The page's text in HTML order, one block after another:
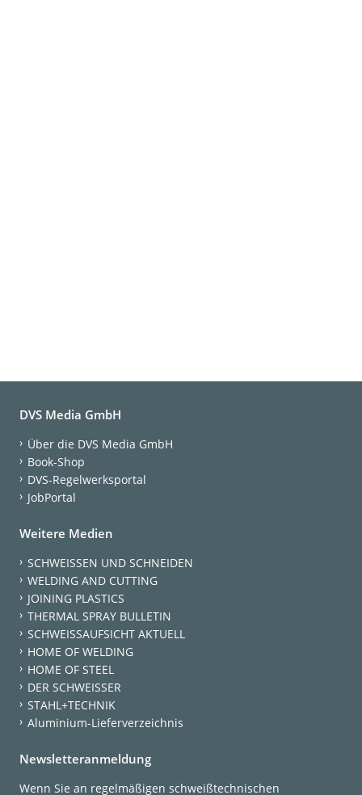
DVS Media GmbH
Über die DVS Media GmbH
Book-Shop
DVS-Regelwerksportal
JobPortal
Weitere Medien
SCHWEISSEN UND SCHNEIDEN
WELDING AND CUTTING
JOINING PLASTICS
THERMAL SPRAY BULLETIN
SCHWEISSAUFSICHT AKTUELL
HOME OF WELDING
HOME OF STEEL
DER SCHWEISSER
STAHL+TECHNIK
Aluminium-Lieferverzeichnis
Newsletteranmeldung
Wenn Sie an regelmäßigen schweißtechnischen